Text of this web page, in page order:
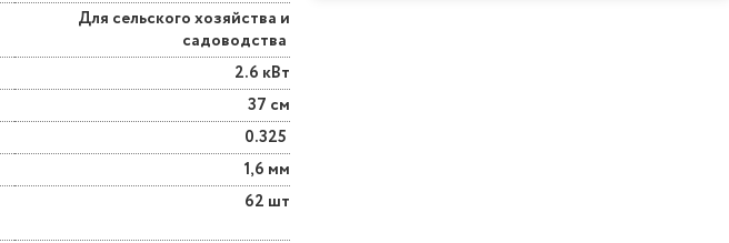
Для сельского хозяйства и
садоводства
2.6 кВт
37 см
0.325
1,6 мм
62 шт